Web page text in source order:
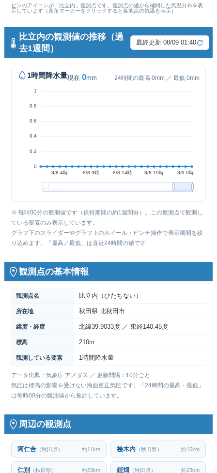
ピンのアイコンが「比立内」観測点です。観測点の値から補間した気温分布を表
示しています（四角マーカーをクリックすると各地点の気温を表示）
比立内の観測値の推移（過
去1週間）
最終更新 08/09 01:40
1時間降水量現在 0mm 24時間の最高 0mm ／ 最低 0mm
※ 毎時00分の観測値です（保持期間の約1週間分）。この観測点で観測し
ている要素のみ表示しています。
グラフ下のスライダーやグラフ上のホイール・ピンチ操作で表示期間を絞
り込めます。「最高／最低」は直近24時間の値です
観測点の基本情報
観測点名 比立内（ひたちない）
所在地 秋田県 北秋田市
緯度・経度 北緯39.9033度 ／ 東経140.45度
標高 210m
観測している要素 1時間降水量
データ出典：気象庁 アメダス ／ 更新間隔：10分ごと
気圧は標高の影響を受けない海面更正気圧です。「24時間の最高・最低」
は毎時00分の観測値から集計しています。
周辺の観測点
阿仁合（秋田県） 約11km 桧木内 （秋田県） 約15km
仁別 （秋田県） 約23km 鎧畑 （秋田県） 約23km